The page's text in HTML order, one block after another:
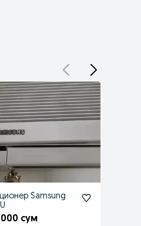
Samsung
000 сум